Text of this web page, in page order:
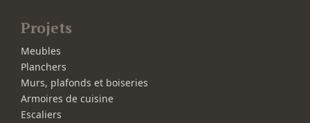
Projets
Meubles
Planchers
Murs, plafonds et boiseries
Armoires de cuisine
Escaliers